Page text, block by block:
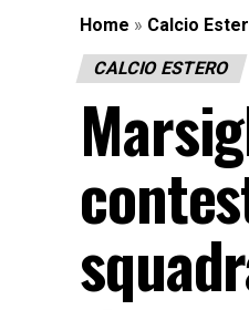
Home » Calcio
CALCIO ESTERO